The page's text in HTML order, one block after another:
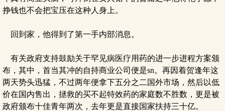
挣钱也不会把宝压在这种人身上。
回到家，他得到了第一手内部消息。
有关政府支持鼓励关于罕见病医疗用药的进一步进程方案颁
布，其中，首当其冲的自持商业公司便是sn。再因着贺逢年这
两天势头迅猛，不过两年便拿下五分之二国外市场，然后以低
价在国内售出，拯救的买不起特效药的家庭数不胜数，更是被
政府颁布十佳青年两次，去年更是直接国家扶持三十亿。